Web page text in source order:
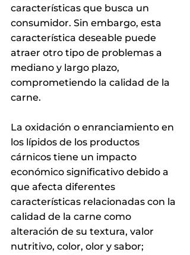
características que busca un
consumidor. Sin embargo, esta
característica deseable puede
atraer otro tipo de problemas a
mediano y largo plazo,
comprometiendo la calidad de la
carne.
La oxidación o enranciamiento en
los lípidos de los productos
cárnicos tiene un impacto
económico significativo debido a
que afecta diferentes
características relacionadas con la
calidad de la carne como
alteración de su textura, valor
nutritivo, color, olor y sabor;